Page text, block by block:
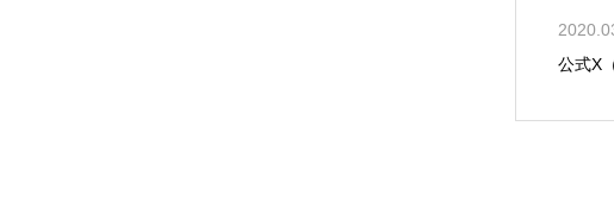
公式X